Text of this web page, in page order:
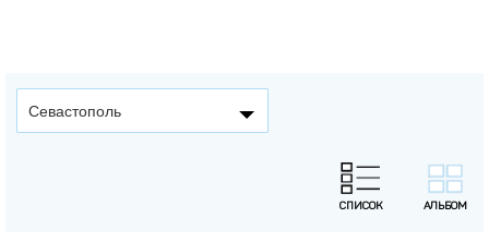
Севастополь